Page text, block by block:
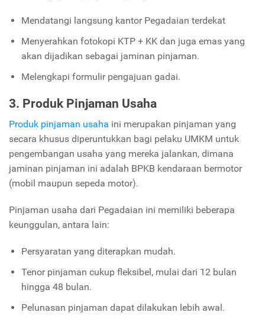
Mendatangi langsung kantor Pegadaian terdekat
Menyerahkan fotokopi KTP + KK dan juga emas yang
akan dijadikan sebagai jaminan pinjaman.
Melengkapi formulir pengajuan gadai.
3. Produk Pinjaman Usaha
Produk pinjaman usaha ini merupakan pinjaman yang
secara khusus diperuntukkan bagi pelaku UMKM untuk
pengembangan usaha yang mereka jalankan, dimana
jaminan pinjaman ini adalah BPKB kendaraan bermotor
(mobil maupun sepeda motor).
Pinjaman usaha dari Pegadaian ini memiliki beberapa
keunggulan, antara lain:
Persyaratan yang diterapkan mudah.
Tenor pinjaman cukup fleksibel, mulai dari 12 bulan
hingga 48 bulan.
Pelunasan pinjaman dapat dilakukan lebih awal.